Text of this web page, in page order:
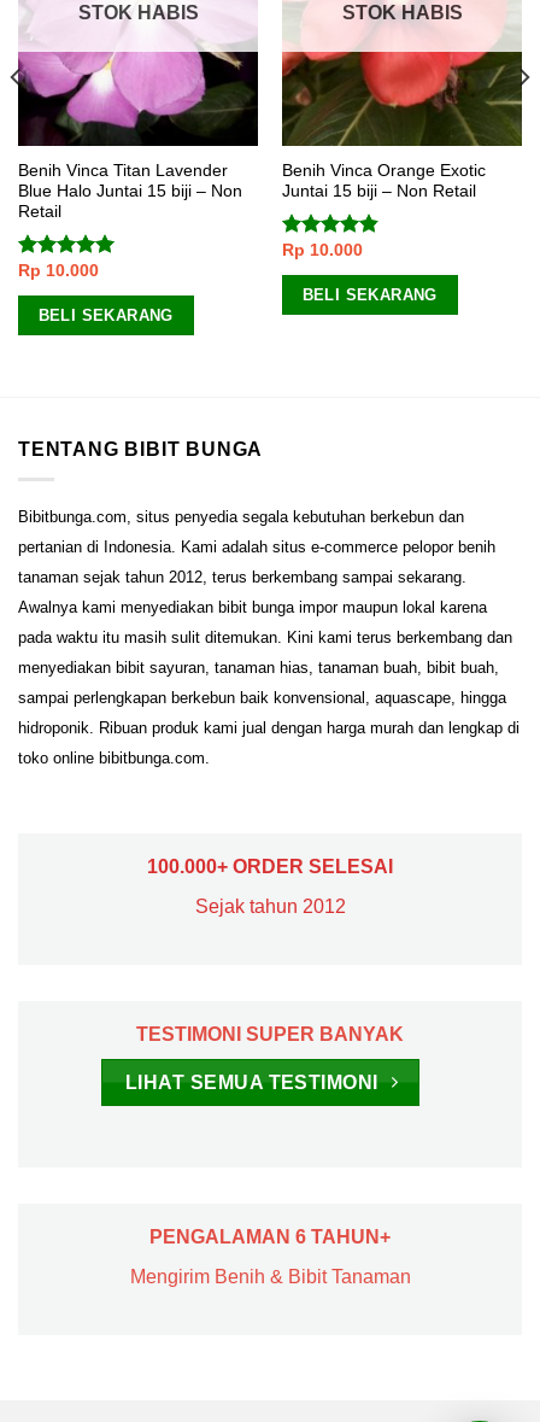
STOK HABIS
Benih Vinca Titan Lavender
Blue Halo Juntai 15 biji – Non
Retail
Dinilai5.00
dari 5
Rp 10.000
BELI SEKARANG
STOK HABIS
Benih Vinca Orange Exotic
Juntai 15 biji – Non Retail
Dinilai
4.50dari 5
Rp 10.000
BELI SEKARANG
TENTANG BIBIT BUNGA
Bibitbunga.com, situs penyedia segala kebutuhan berkebun dan
pertanian di Indonesia. Kami adalah situs e-commerce pelopor benih
tanaman sejak tahun 2012, terus berkembang sampai sekarang.
Awalnya kami menyediakan bibit bunga impor maupun lokal karena
pada waktu itu masih sulit ditemukan. Kini kami terus berkembang dan
menyediakan bibit sayuran, tanaman hias, tanaman buah, bibit buah,
sampai perlengkapan berkebun baik konvensional, aquascape, hingga
hidroponik. Ribuan produk kami jual dengan harga murah dan lengkap di
toko online bibitbunga.com.
100.000+ ORDER SELESAI
Sejak tahun 2012
TESTIMONI SUPER BANYAK
LIHAT SEMUA TESTIMONI
PENGALAMAN 6 TAHUN+
Mengirim Benih & Bibit Tanaman